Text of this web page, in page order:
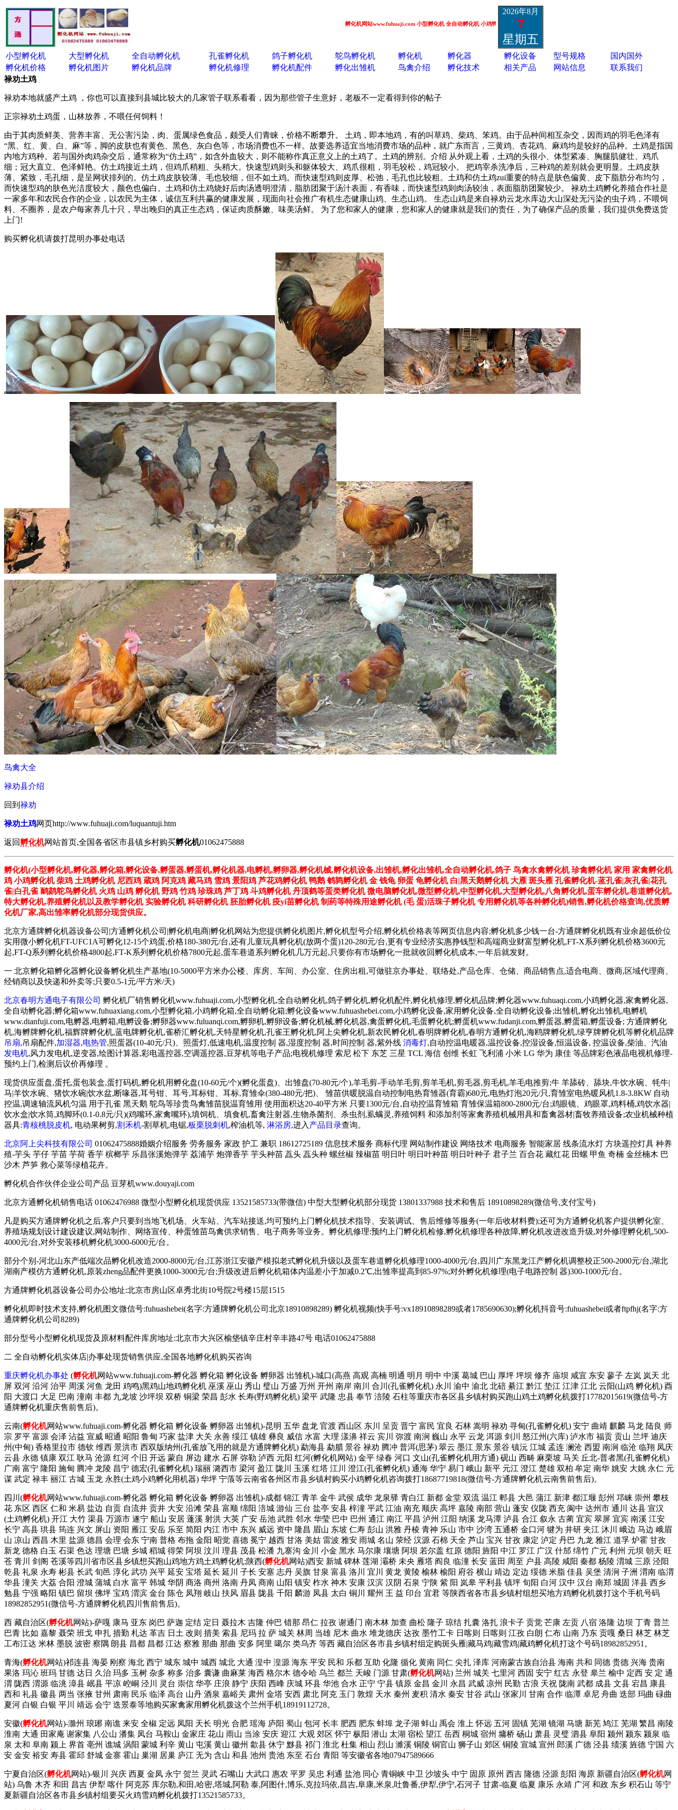
孵化机网站www.fuhuaji.com 小型孵化机 全自动孵化机 小鸡鸭鹅孔雀孵化机 鸵鸟黑天鹅孵化机 蛋类胚胎疫苗孵化机 13801337988
2026年8月
7
星期五
小型孵化机 大型孵化机 全自动孵化机 孔雀孵化机 鸽子孵化机 鸵鸟孵化机 孵化机 孵化器 孵化设备 型号规格
国内国外
孵化机价格
孵化机图片 孵化机品牌 孵化机修理 孵化机配件 孵化出雏机 鸟禽介绍 孵化技术 相关产品 网站信息
联系我们
禄劝土鸡
禄劝本地就盛产土鸡 ，你也可以直接到县城比较大的几家管子联系看看，因为那些管子生意好，老板不一定看得到你的帖子
正宗禄劝土鸡蛋，山林放养，不喂任何饲料！
由于其肉质鲜美、营养丰富、无公害污染，肉、蛋属绿色食品，颇受人们青睐，价格不断攀升。 土鸡，即本地鸡，有的叫草鸡、柴鸡、笨鸡。由于品种间相互杂交，因而鸡的羽毛色泽有
“黑、红、黄、白、麻”等，脚的皮肤也有黄色、黑色、灰白色等，市场消费也不一样。故要选养适宜当地消费市场的品种，就广东而言，三黄鸡、杏花鸡、麻鸡均是较好的品种。土鸡是指国
内地方鸡种。若与国外肉鸡杂交后，通常称为“仿土鸡”，如含外血较大，则不能称作真正意义上的土鸡了。土鸡的辨别。介绍 从外观上看，土鸡的头很小、体型紧凑、胸腿肌健壮、鸡爪
细；冠大直立、色泽鲜艳。仿土鸡接近土鸡，但鸡爪稍粗、头稍大。快速型鸡则头和躯体较大、鸡爪很粗，羽毛较松，鸡冠较小。 把鸡宰杀洗净后，三种鸡的差别就会更明显。土鸡皮肤
薄、紧致，毛孔细，是呈网状排列的。仿土鸡皮肤较薄、毛也较细，但不如土鸡。而快速型鸡则皮厚、松弛，毛孔也比较粗。土鸡和仿土鸡zui重要的特点是肤色偏黄、皮下脂肪分布均匀，
而快速型鸡的肤色光洁度较大，颜色也偏白。土鸡和仿土鸡烧好后肉汤透明澄清，脂肪团聚于汤汁表面，有香味，而快速型鸡则肉汤较浊，表面脂肪团聚较少。 禄劝土鸡孵化养殖合作社是
一家多年和农民合作的企业，以农民为主体，诚信互利共赢的健康发展，现面向社会推广有机生态健康山鸡、生态山鸡。 生态山鸡是来自禄劝云龙水库边大山深处无污染的虫子鸡，不喂饲
料、不圈养，是农户每家养几十只，早出晚归的真正生态鸡，保证肉质酥嫩、味美汤鲜。 为了您和家人的健康，您和家人的健康就是我们的责任，为了确保产品的质量，我们提供免费送货
上门!
购买孵化机请拨打昆明办事处电话
鸟禽大全
禄劝县介绍
回到 禄劝
禄劝土鸡网页http://www.fuhuaji.com/luquantuji.htm
返回 孵化机网站首页,全国各省区市县镇乡村购买孵化机01062475888
孵化机(小型孵化机,孵化器,孵化箱,孵化设备,孵蛋器,孵蛋机,孵化机器,电孵机,孵卵器,孵化机械,孵化机设备,出雏机,孵化出雏机,全自动孵化机,鸽子 鸟禽水禽孵化机 珍禽孵化机 家用 家禽孵化机
鸡 小鸡孵化机 柴鸡 土鸡孵化机 尼西鸡 蔵鸡 阿克鸡 藏马鸡 雪鸡 景阳鸡 芦花鸡孵化机 鸭鹅 鹌鹑孵化机 金 钱龟 卵蛋 龟孵化机 白|黑天鹅孵化机 大雁 斑头雁 孔雀孵化机-蓝孔雀|灰孔雀|花孔
雀|白孔雀 鸸鹋鸵鸟孵化机 火鸡 山鸡 孵化机 野鸡 竹鸡 珍珠鸡 芦丁鸡 斗鸡孵化机 丹顶鹤等蛋类孵化机 微电脑孵化机,微型孵化机,中型孵化机,大型孵化机,八角孵化机,蛋车孵化机,巷道孵化机,
特大孵化机,养殖孵化机以及教学孵化机 实验孵化机 科研孵化机 胚胎孵化机 疫yi苗孵化机 制药等特殊用途孵化机 (毛 蛋)活珠子孵化机 专用孵化机等各种孵化机)销售,孵化机价格查询,优质孵
化机厂家,高出雏率孵化机部分现货供应。
北京方通牌孵化机器设备公司|方通孵化机公司|孵化机电商|孵化机网站为您提供孵化机图片,孵化机型号介绍,孵化机价格表等网页信息内容;孵化机多少钱一台-方通牌孵化机既有业余超低价位
实用微小孵化机FT-UFC1A可孵化12-15个鸡蛋,价格180-380元/台,还有儿童玩具孵化机(放两个蛋)120-280元/台,更有专业经济实惠挣钱型和高端商业财富型孵化机,FT-X系列孵化机价格3600元
起,FT-Q系列孵化机价格4800起,FT-K系列孵化机价格7800元起,蛋车巷道系列孵化机几万元起,只要你有市场孵化一批就收回孵化机成本,一年后就发财。
一 北京孵化箱孵化器孵化设备孵化机生产基地(10-5000平方米办公楼、库房、车间、办公室、住房出租,可做驻京办事处、联络处,产品仓库、仓储、商品销售点,适合电商、微商,区域代理商、
经销商以及快递和外卖等;只要0.5-1元/平方米/天)
北京春明方通电子有限公司 孵化机厂销售孵化机www.fuhuaji.com,小型孵化机,全自动孵化机,鸽子孵化机,孵化机配件,孵化机修理,孵化机品牌;孵化器www.fuhuaqi.com,小鸡孵化器,家禽孵化器,
全自动孵化器;孵化箱www.fuhuaxiang.com,小型孵化箱,小鸡孵化箱,全自动孵化箱;孵化设备www.fuhuashebei.com,小鸡孵化设备,家用孵化设备,全自动孵化设备;出雏机,孵化出雏机,电孵机
www.dianfuji.com,电孵器,电孵箱,电孵设备;孵卵器www.fuluanqi.com,孵卵机,孵卵设备;孵化机械,孵化机器,禽蛋孵化机,毛蛋孵化机;孵蛋机www.fudanji.com,孵蛋器,孵蛋箱,孵蛋设备; 方通牌孵化
机,海孵牌孵化机,福辉牌孵化机,蓝电牌孵化机,雀桥汇孵化机,天特星孵化机,孔雀王孵化机,阿上尖孵化机,新农民孵化机,春明牌孵化机,春明方通孵化机,海鸥牌孵化机,绿亨牌孵化机等孵化机品牌
吊扇,吊扇配件,加湿器,电热管,照蛋器(10-40元/只)、照蛋灯,低速电机,温度控制 器,湿度控制 器,时间控制 器,紫外线 消毒灯,自动控温电暖器,温控设备,控湿设备,恒温设备, 控温设备,柴油、汽油
发电机,风力发电机,逆变器,绘图计算器,彩电遥控器,空调遥控器,豆芽机等电子产品;电视机修理 索尼 松下 东芝 三星 TCL 海信 创维 长虹 飞利浦 小米 LG 华为 康佳 等品牌彩色液晶电视机修理-
预约上门,检测后议价再修理 。
现货供应蛋盘,蛋托,蛋包装盒,蛋打码机,孵化机用孵化盘(10-60元/个)(孵化蛋盘)、出雏盘(70-80元/个),羊毛剪-手动羊毛剪,剪羊毛机,剪毛器,剪毛机,羊毛电推剪;牛 羊舔砖、舔块,牛饮水碗、牦牛|
马|羊饮水碗、猪饮水碗|饮水盆,断喙器,耳号钳、耳号,耳标钳、耳标,育雏伞(380-480元/把)、 雏苗供暖脱温自动控制电热育雏器(育霸)680元,电热灯泡20元/只,育雏室电热暖风机1.8-3.8KW 自动
控温,调速轴流风机匀温 用于孔雀 黑天鹅 鸵鸟等珍贵鸟禽雏苗脱温育雏用 使用面积达20-40平方米 只要1300元/台,自动控温育雏箱 育雏保温箱800-2800元/台;鸡眼镜、鸡眼罩,鸡料桶,鸡饮水器|
饮水盒|饮水筒,鸡脚环(0.1-0.8元/只)(鸡嘴环,家禽嘴环),填饲机、填食机,畜禽注射器,生物杀菌剂、杀虫剂,虱螨灵,养殖饲料 和添加剂等家禽养殖机械用具和畜禽器材|畜牧养殖设备;农业机械种植
器具:青核桃脱皮机, 电动果树剪,割禾机-割草机,电锯,板栗脱刺机,榨油机等, 淋浴房,进入 产品目录查询。
北京阿上尖科技有限公司 01062475888婚姻介绍服务 劳务服务 家政 护工 兼职 18612725189 信息技术服务 商标代理 网站制作建设 网络技术 电商服务 智能家居 线条流水灯 方块遥控灯具 种养
殖-芋头 芋仔 芋苗 芋荷 香芋 槟榔芋 乐昌张溪炮弹芋 荔浦芋 炮弹香芋 芋头种苗 藠头 藠头种 螺丝椒 辣椒苗 明日叶 明日叶种苗 明日叶种子 君子兰 百合花 藏红花 田螺 甲鱼 奇楠 金丝楠木 巴
沙木 芦笋 救心菜等绿植花卉。
孵化机合作伙伴企业公司产品 豆芽机www.douyaji.com
北京方通孵化机销售电话 01062476988 微型小型孵化机现货供应 13521585733(带微信) 中型大型孵化机部分现货 13801337988 技术和售后 18910898289(微信号,支付宝号)
凡是购买方通牌孵化机之后,客户只要到当地飞机场、火车站、汽车站接送,均可预约上门孵化机技术指导、安装调试、售后维修等服务(一年后收材料费);还可为方通孵化机客户提供孵化室、
养殖场规划设计建设建议,网站制作、网络宣传、种蛋雏苗鸟禽供求销售、电子商务等业务。孵化机修理:预约上门孵化机检修,孵化机修理各种故障,孵化机改进改造升级,对外修理孵化机,500-
4000元/台,对外安装移机孵化机3000-6000元/台。
部分个别-河北山东产低端次品孵化机改造2000-8000元/台,江苏浙江安徽产模拟老式孵化机升级以及蛋车巷道孵化机修理1000-4000元/台,四川广东黑龙江产孵化机调整校正500-2000元/台,湖北
湖南产模仿方通孵化机,原装zheng品配件更换1000-3000元/台;升级改进后孵化机箱体内温差小于加减0.2℃,出雏率提高到85-97%;对外孵化机修理(电子电路控制 器)300-1000元/台。
方通牌孵化机器设备公司办公地址:北京市房山区卓秀北街10号院2号楼15层1515
孵化机即时技术支持,孵化机图文微信号:fuhuashebei(名字:方通牌孵化机公司北京18910898289) 孵化机视频(快手号:vx18910898289或者1785690630);孵化机抖音号:fuhuashebei或者ftpfhj(名字:方
通牌孵化机公司8289)
部分型号小型孵化机现货及原材料配件库房地址:北京市大兴区榆垡镇辛庄村辛丰路47号 电话01062475888
二 全自动孵化机实体店|办事处现货销售供应,全国各地孵化机购买咨询
重庆孵化机办事处 (孵化机网站www.fuhuaji.com-孵化器 孵化箱 孵化设备 孵卵器 出雏机)-城口(高燕 高观 高楠 明通 明月 明中 中溪 葛城 巴山 厚坪 坪坝 修齐 庙坝 咸宜 东安 蓼子 左岚 岚天 北
屏 双河 沿河 治平 周溪 河鱼 龙田 鸡鸣)黑鸡山地鸡孵化机 巫溪 巫山 秀山 璧山 万盛 万州 开州 南岸 南川 合川(孔雀孵化机) 永川 渝中 渝北 北碚 綦江 黔江 垫江 江津 江北 云阳(山鸡 孵化机) 酉
阳 大渡口 大足 巴南 潼南 丰都 九龙坡 沙坪坝 双桥 铜梁 荣昌 彭水 长寿(野鸡孵化机) 梁平 武隆 忠县 奉节 涪陵 石柱等重庆市各区县乡镇村购买跑山鸡土鸡孵化机拨打17782015619(微信号-方
通牌孵化机重庆售前售后)。
云南(孵化机网站www.fuhuaji.com-孵化器 孵化箱 孵化设备 孵卵器 出雏机)-昆明 五华 盘龙 官渡 西山区 东川 呈贡 晋宁 富民 宜良 石林 嵩明 禄劝 寻甸(孔雀孵化机) 安宁 曲靖 麒麟 马龙 陆良 师
宗 罗平 富源 会泽 沾益 宣威 昭通 昭阳 鲁甸 巧家 盐津 大关 永善 绥江 镇雄 彝良 威信 水富 大理 漾濞 祥云 宾川 弥渡 南涧 巍山 永平 云龙 洱源 剑川 怒江州(六库) 泸水市 福贡 贡山 兰坪 迪庆
州(中甸) 香格里拉市 德钦 维西 景洪市 西双版纳州(孔雀放飞用的就是方通牌孵化机) 勐海县 勐腊 景谷 禄劝 腾冲 普洱(思茅) 翠云 墨江 景东 景谷 镇沅 江城 孟连 澜沧 西盟 南涧 临沧 临翔 凤庆
云县 永德 镇康 双江 耿马 沧源 红河 个旧 开远 蒙自 屏边 建水 石屏 弥勒 泸西 元阳 红河(孵化机网站) 金平 绿春 河口 文山(孔雀孵化机用方通) 砚山 西畴 麻栗坡 马关 丘北-普者黑(孔雀孵化机)
广南 富宁 隆阳 施甸 腾冲 龙陵 昌宁 德宏(孔雀孵化机) 瑞丽 潞西市 梁河 盈江 陇川 玉溪 红塔 江川 澄江(孔雀孵化机) 通海 华宁 易门 峨山 新平 元江 澄江 楚雄 双柏 牟定 南华 姚安 大姚 永仁 元
谋 武定 禄丰 丽江 古城 玉龙 永胜(土鸡小鸡孵化用机器) 华坪 宁蒗等云南省各州区市县乡镇村购买小鸡孵化机咨询拨打18687719818(微信号-方通牌孵化机云南售前售后)。
四川(孵化机网站www.fuhuaji.com-孵化器 孵化箱 孵化设备 孵卵器 出雏机)-成都 锦江 青羊 金牛 武侯 成华 龙泉驿 青白江 新都 金堂 双流 温江 郫县 大邑 蒲江 新津 都江堰 彭州 邛崃 崇州 攀枝
花 东区 西区 仁和 米易 盐边 自贡 自流井 贡井 大安 沿滩 荣县 富顺 绵阳 涪城 游仙 三台 盐亭 安县 梓潼 平武 江油 南充 顺庆 高坪 嘉陵 南部 营山 蓬安 仪陇 西充 阆中 达州市 通川 达县 宣汉
(土鸡孵化机) 开江 大竹 渠县 万源市 遂宁 船山 安居 蓬溪 射洪 大英 广安 岳池 武胜 邻水 华莹 巴中 巴州 通江 南江 平昌 泸州 江阳 纳溪 龙马潭 泸县 合江 叙永 古蔺 宜宾 翠屏 宜宾 南溪 江安
长宁 高县 珙县 筠连 兴文 屏山 资阳 雁江 安岳 乐至 简阳 内江 市中 东兴 威远 资中 隆昌 眉山 东坡 仁寿 彭山 洪雅 丹棱 青神 乐山 市中 沙湾 五通桥 金口河 犍为 井研 夹江 沐川 峨边 马边 峨眉
山 凉山 西昌 木里 盐源 德昌 会理 会东 宁南 普格 布拖 金阳 昭觉 喜德 冕宁 越西 甘洛 美姑 雷波 雅安 雨城 名山 荥经 汉源 石棉 天全 芦山 宝兴 甘孜 康定 泸定 丹巴 九龙 雅江 道孚 炉霍 甘孜
新龙 德格 白玉 石渠 色达 理塘 巴塘 乡城 稻城 得荣 阿坝 汶川 理县 茂县 松潘 九寨沟 金川 小金 黑水 马尔康 壤塘 阿坝 若尔盖 红原 德阳 旌阳 中江 罗江 广汉 什邡 绵竹 广元 利州 元坝 朝天 旺
苍 青川 剑阁 苍溪等四川省市区县乡镇想买跑山鸡地方鸡土鸡孵化机;陕西(孵化机网站)西安 新城 碑林 莲湖 灞桥 未央 雁塔 阎良 临潼 长安 蓝田 周至 户县 高陵 咸阳 秦都 杨陵 渭城 三原 泾阳
乾县 礼泉 永寿 彬县 长武 旬邑 淳化 武功 兴平 延安 宝塔 延长 延川 子长 安塞 志丹 吴旗 甘泉 富县 洛川 宜川 黄龙 黄陵 榆林 榆阳 府谷 横山 靖边 定边 绥德 米脂 佳县 吴堡 清涧 子洲 渭南 临渭
华县 潼关 大荔 合阳 澄城 蒲城 白水 富平 韩城 华阴 商洛 商州 洛南 丹凤 商南 山阳 镇安 柞水 神木 安康 汉滨 汉阴 石泉 宁陕 紫 阳 岚皋 平利县 镇坪 旬阳 白河 汉中 汉台 南郑 城固 洋县 西乡
勉县 宁强 略阳 镇巴 留坝 佛坪 宝鸡 渭滨 金台 陈仓 凤翔 岐山 扶风 眉县 陇县 千阳 麟游 凤县 太白 铜川 耀州 王 益 印台 宜君 等陕西省各市县乡镇村组想买地方鸡孵化机拨打这个手机号码
18982852951(微信号-方通牌孵化机四川售前售后)。
西 藏自治区(孵化机网站)-萨嘎 康马 亚东 岗巴 萨迦 定结 定日 聂拉木 吉隆 仲巴 错那 昂仁 拉孜 谢通门 南木林 加查 曲松 隆子 琼结 扎囊 洛扎 浪卡子 贡觉 芒康 左贡 八宿 洛隆 边坝 丁青 普兰
巴青 比如 嘉黎 聂荣 班戈 申扎 措勤 札达 革吉 日土 改则 措美 索县 尼玛 拉 萨 城关 林周 当雄 尼木 曲水 堆龙德庆 达孜 墨竹工卡 日喀则 日喀则 江孜 白朗 仁布 山南 乃东 贡嘎 桑日 林芝 林芝
工布江达 米林 墨脱 波密 察隅 朗县 昌都 昌都 江达 察雅 那曲 那曲 安多 阿里 噶尔 类乌齐 等西 藏自治区各市县乡镇村组定购斑头雁|藏马鸡|藏雪鸡|藏鸡孵化机打这个号码18982852951。
青海(孵化机网站)祁连县 海晏 刚察 海北 西宁 城东 城中 城西 城北 大通 湟中 湟源 海东 平安 民和 乐都 互助 化隆 循化 黄南 同仁 尖扎 泽库 河南蒙古族自治县 海南 共和 同德 贵德 兴海 贵南
果洛 玛沁 班玛 甘德 达日 久治 玛多 玉树 杂多 称多 治多 囊谦 曲麻莱 海西 格尔木 德令哈 乌兰 都兰 天峻 门源 甘肃(孵化机网站) 兰州 城关 七里河 西固 安宁 红古 永登 皋兰 榆中 定西 安 定 通
渭 陇西 渭源 临洮 漳县 岷县 平凉 崆峒 泾川 灵台 崇信 华亭 庄浪 静宁 庆阳 西峰 庆城 环县 华池 合水 正宁 宁县 镇原 金昌 金川 永昌 武威 凉州 民勤 古浪 天祝 陇南 武都 成县 文县 宕昌 康县
西和 礼县 徽县 两当 张掖 甘州 肃南 民乐 临泽 高台 山丹 酒泉 嘉峪关 肃州 金塔 安西 肃北 阿克 玉门 敦煌 天水 秦州 麦积 清水 秦安 甘谷 武山 张家川 甘南 合作 临潭 卓尼 舟曲 迭部 玛曲 碌曲
夏河 白银 白银 平川 靖远 会宁 迭景泰等地购买家禽家用孵化机拨这个兰州手机18919112728。
安徽(孵化机网站)-滁州 琅琊 南谯 来安 全椒 定远 凤阳 天长 明光 合肥 瑶海 庐阳 蜀山 包河 长丰 肥西 肥东 蚌埠 龙子湖 蚌山 禹会 淮上 怀远 五河 固镇 芜湖 镜湖 马塘 新芜 鸠江 芜湖 繁昌 南陵
淮南 大通 田家庵 谢家集 八公山 潘集 凤台 马鞍山 金家庄 花山 雨山 当涂 安庆 迎江 大观 郊区 怀宁 枞阳 潜山 太湖 宿松 望江 岳西 桐城 宿州 墉桥 砀山 萧县 灵璧 泗县 阜阳 颍州 颍东 颍泉 临
泉 太和 阜南 颍上 界首 亳州 谯城 涡阳 蒙城 利辛 黄山 屯溪 黄山 徽州 歙县 休宁 黟县 祁门 淮北 杜集 相山 烈山 濉溪 铜陵 铜官山 狮子山 郊区 铜陵 宣城 宣州 郎溪 广德 泾县 绩溪 旌德 宁国 六
安 金安 裕安 寿县 霍邱 舒城 金寨 霍山 巢湖 居巢 庐江 无为 含山 和县 池州 贵池 东至 石台 青阳 等安徽省各地07947589666
宁夏自治区(孵化机网站)-银川 兴庆 西夏 金凤 永宁 贺兰 灵武 石嘴山 大武口 惠农 平罗 吴忠 利通 盐池 同心 青铜峡 中卫 沙坡头 中宁 固原 原州 西吉 隆德 泾源 彭阳 海原 新疆自治区(孵化机网
站) 乌鲁 木齐 和田 昌吉 伊犁 喀什 阿克苏 库尔勒,和田,哈密,塔城,阿勒 泰,阿图什,博乐,克拉玛依,昌吉,阜康,米泉,吐鲁番,伊犁,伊宁,石河子 甘肃-临夏 临夏 康乐 永靖 广河 和政 东乡 积石山 等宁
夏新疆自治区各市县乡镇村组要买火鸡雪鸡孵化机拨打13521585733。